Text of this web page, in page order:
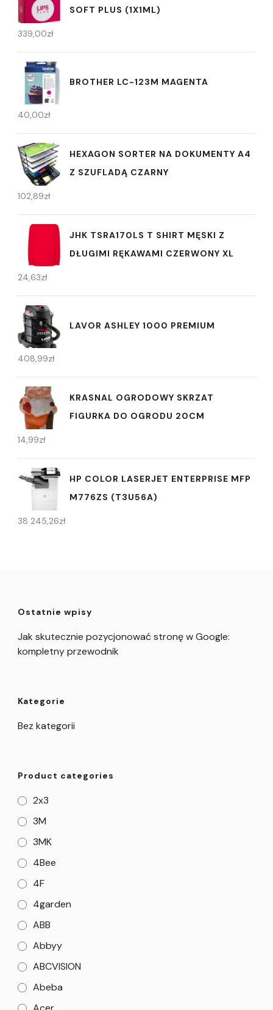
SOFT PLUS (1X1ML)
339,00zł
BROTHER LC-123M MAGENTA
40,00zł
HEXAGON SORTER NA DOKUMENTY A4
Z SZUFLADĄ CZARNY
102,89zł
JHK TSRA170LS T SHIRT MĘSKI Z
DŁUGIMI RĘKAWAMI CZERWONY XL
24,63zł
LAVOR ASHLEY 1000 PREMIUM
408,99zł
KRASNAL OGRODOWY SKRZAT
FIGURKA DO OGRODU 20CM
14,99zł
HP COLOR LASERJET ENTERPRISE MFP
M776ZS (T3U56A)
38 245,26zł
Ostatnie wpisy
Jak skutecznie pozycjonować stronę w Google:
kompletny przewodnik
Kategorie
Bez kategorii
Product categories
2x3
3M
3MK
4Bee
4F
4garden
ABB
Abbyy
ABCVISION
Abeba